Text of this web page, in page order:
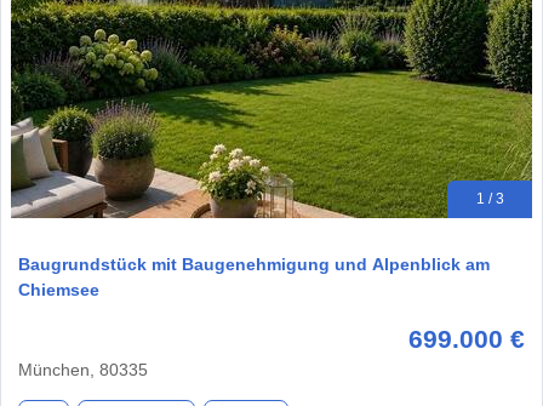
1 / 3
Baugrundstück mit Baugenehmigung und Alpenblick am
Chiemsee
699.000 €
München, 80335